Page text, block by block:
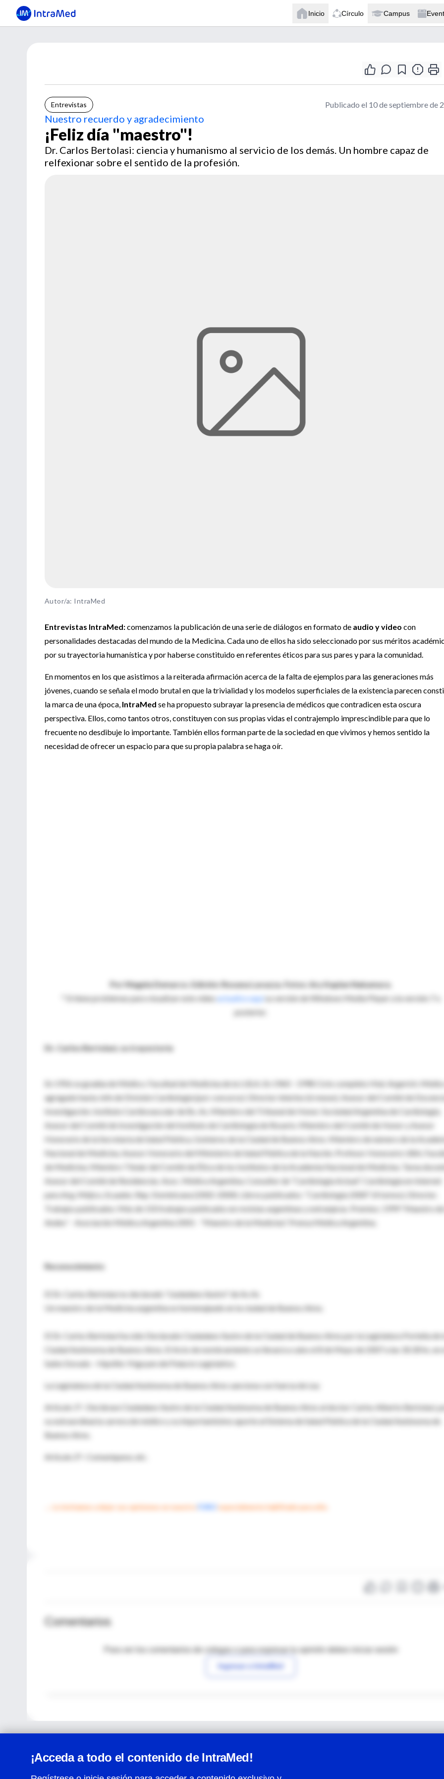
Inicio Círculo Campus
Entrevistas Publicado el 10 de septiembre de
Nuestro recuerdo y agradecimiento
¡Feliz día "maestro"!
Dr. Carlos Bertolasi: ciencia y humanismo al servicio de los demás. Un hombre capaz de
relfexionar sobre el sentido de la profesión.
Autor/a: IntraMed
Entrevistas IntraMed:comenzamos la publicación de una serie de diálogos en formato de audio y video con
personalidades destacadas del mundo de la Medicina. Cada uno de ellos ha sido seleccionado por sus méritos
por su trayectoria humanística y por haberse constituido en referentes éticos para sus pares y para la comunidad.
En momentos en los que asistimos a la reiterada afirmación acerca de la falta de ejemplos para las generaciones más
jóvenes, cuando se señala el modo brutal en que la trivialidad y los modelos superficiales de la existencia parecen
la marca de una época, IntraMed se ha propuesto subrayar la presencia de médicos que contradicen esta oscura
perspectiva. Ellos, como tantos otros, constituyen con sus propias vidas el contrajemplo imprescindible para que lo
frecuente no desdibuje lo importante. También ellos forman parte de la sociedad en que vivimos y hemos sentido la
necesidad de ofrecer un espacio para que su propia palabra se haga oír.
Por Magela Demarco. Edición: Roxana Lavazza. Fotos: Ary Kaplan Nakamura.
* Si tiene problemas para visualizar este video actualice aquí su versión de Windows Media Player a la versión 7 o
posterior.
Dr. Carlos Bertolasi, su trayectoria
En 1956 se gradúa de Médico. Facultad de Medicina de la U.B.A. En 1960 - 1998 Ciclo completo Htal. Argerich.
agregado hasta Jefe de División Cardiología (por concurso). Director interino (6 meses). Asesor del Comité de
Investigación. Instituto Cardiovascular de Bs. As. Miembro del Tribunal de Honor. Sociedad Argentina de Cardiología.
Asesor del Comité de Investigación del Instituto de Cardiología de Rosario. Miembro del Comité de Honor y Asesor
Honorario de la Secretaría de Salud Pública, Gobierno de la Ciudad de Buenos Aires. Miembro de número de la
Nacional de Medicina. Asesor Honorario del Ministerio de Salud Pública de la Nación. Profesor Honorario UBA,
de Medicina. Miembro Titular del Comité de Ética de los Institutos de la Academia Nacional de Medicina. Tarea
Asesor del Comité de Residencias. Asoc. Médica Argentina. Consultor de “Cardiología Actual”. Cardiología en Internet
para Arg, Méjico, Ecuador, Rep. Dominicana (2002-2004). Libros publicados: “Cardiología 2000” (4 tomos), Director.
Trabajos publicados: Más de 150 trabajos publicados en revistas argentinas y extranjeras. Premios: 1999 “Maestro
Andes” - Asociación Médica Argentina 2001 - “Maestro de la Medicina”. Prensa Médica Argentina.
Reconocimiento
El Dr. Carlos Bertolasi es declarado "ciudadano ilustre" de As As
Un maestro de la Medicina argentina es homenajeado en la ciudad de Buenos Aires.
El Dr. Carlos Bertolasi ha sido Declarado Ciudadano Ilustre de la Ciudad de Buenos Aires por la Legislatura Porteña de
Ciudad Autónoma de Buenos Aires. El Acto de nombramiento se llevará a cabo el 8 de Mayo de 2007 a las 18.30 hs. en
Salón Dorado - Hipólito Yrigoyen del Palacio Legislativo.
La Legislatura de la Ciudad Autónoma de Buenos Aires sanciona con fuerza de Ley
Artículo 1°.- Declárase Ciudadano Ilustre de la Ciudad Autónoma de Buenos Aires al doctor Carlos Alberto Bertolasi,
su extraordinaria carrera de médico y su importantísimo aporte al Sistema de Salud Pública de la Ciudad Autónoma de
Buenos Aires.
Artículo 2°.- Comuníquese, etc.
→ Lo invitamos a dejar sus opiniones en nuestro especialmente habilitado para ello.
Comentarios
Para ver los comentarios de colegas o para expresar tu opinión debes iniciar sesión
Ingresar a IntraMed
¡Acceda a todo el contenido de IntraMed!